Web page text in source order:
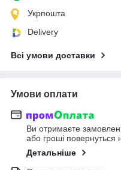
Укрпошта
Delivery
Всі умови доставки
Умови оплати
Ви отримаєте
або гроші повернуться
Детальніше